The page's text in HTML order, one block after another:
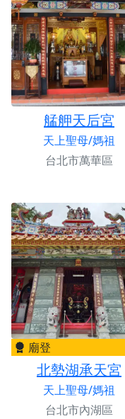
艋舺天后宮
天上聖母/媽祖
台北市萬華區
廟登
北勢湖承天宮
天上聖母/媽祖
台北市內湖區